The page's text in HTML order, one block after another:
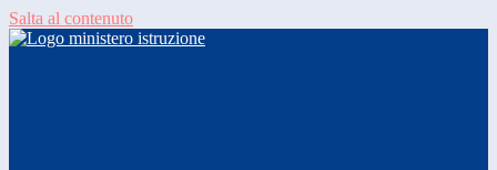
Salta al contenuto